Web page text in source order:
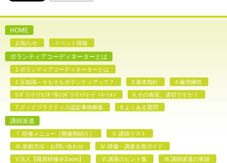
HOME
お知らせ イベント情報
ボランティアコーディネーターとは
1.ボランティアコーディネーターとは
2.豆知識～そもそもボランティアって？ 3.基本指針 4.倫理綱領
5.ﾎﾞﾗﾝﾃｨｱｾﾝﾀｰ等のﾎﾞﾗﾝﾃｨｱｺｰﾃﾞｨﾈｰｼｮﾝ 6.その表現、適切ですか？
7.グッドプラクティス認定事例募集 8.よくある質問
講師派遣
Ⅰ.研修メニュー［開催例紹介］ Ⅱ.講師リスト
Ⅲ.依頼方法・お問い合わせ Ⅳ.研修・講座企画ガイド
V.法人【職員研修＠Zoom】 Ⅵ.講座のヒント集 Ⅶ.講師派遣の実績